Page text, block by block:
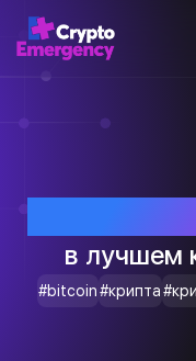
в лучшем
#bitcoin#крипта